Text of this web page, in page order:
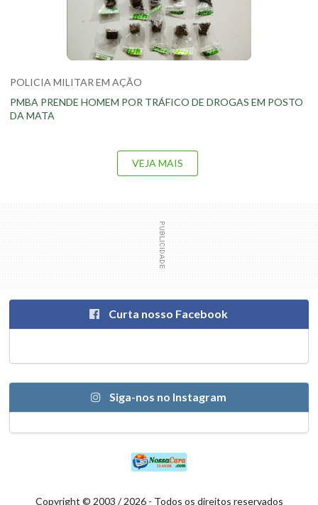
POLICIA MILITAR EM AÇÃO
PMBA PRENDE HOMEM POR TRÁFICO DE DROGAS EM POSTO
DA MATA
VEJA MAIS
Curta nosso Facebook
Siga-nos no Instagram
Copyright © 2003 / 2026 - Todos os direitos reservados